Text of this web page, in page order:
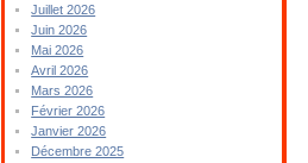
Juillet 2026
Juin 2026
Mai 2026
Avril 2026
Mars 2026
Février 2026
Janvier 2026
Décembre 2025